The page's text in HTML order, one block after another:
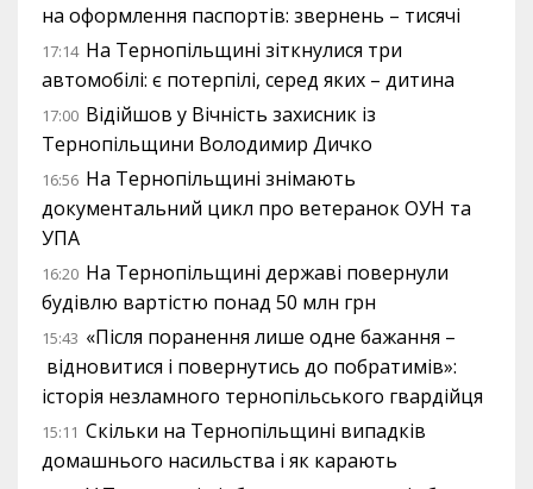
на оформлення паспортів: звернень – тисячі
17:14 На Тернопільщині зіткнулися три
автомобілі: є потерпілі, серед яких – дитина
17:00 Відійшов у Вічність захисник із
Тернопільщини Володимир Дичко
16:56 На Тернопільщині знімають
документальний цикл про ветеранок ОУН та
УПА
16:20 На Тернопільщині державі повернули
будівлю вартістю понад 50 млн грн
15:43 «Після поранення лише одне бажання –
відновитися і повернутись до побратимів»:
історія незламного тернопільського гвардійця
15:11 Скільки на Тернопільщині випадків
домашнього насильства і як карають